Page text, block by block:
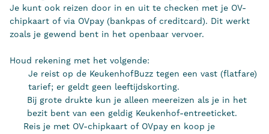
Je kunt ook reizen door in en uit te checken met je OV-
chipkaart of via OVpay (bankpas of creditcard). Dit werkt
zoals je gewend bent in het openbaar vervoer.
Houd rekening met het volgende:
Je reist op de KeukenhofBuzz tegen een vast (flatfare)
tarief; er geldt geen leeftijdskorting.
Bij grote drukte kun je alleen meereizen als je in het
bezit bent van een geldig Keukenhof-entreeticket.
Reis je met OV-chipkaart of OVpay en koop je